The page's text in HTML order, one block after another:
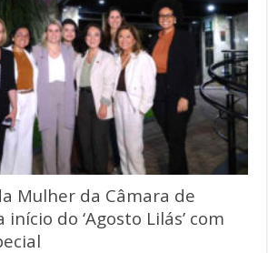
Mulher da Câmara de
do ‘Agosto Lilás’ com